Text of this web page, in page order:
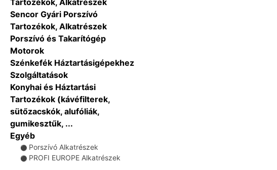
Tartozékok, Alkatrészek
Sencor Gyári Porszívó
Tartozékok, Alkatrészek
Porszívó és Takarítógép
Motorok
Szénkefék Háztartásigépekhez
Szolgáltatások
Konyhai és Háztartási
Tartozékok (kávéfilterek,
sütőzacskók, alufóliák,
gumikesztűk, ...
Egyéb
⚫ Porszívó Alkatrészek
⚫ PROFI EUROPE Alkatrészek